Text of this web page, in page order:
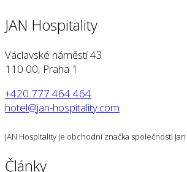
JAN Hospitality
Václavské náměstí 43
110 00, Praha 1
+420 777 464 464
hotel@jan-hospitality.com
JAN Hospitality je obchodní značka společnosti
Články